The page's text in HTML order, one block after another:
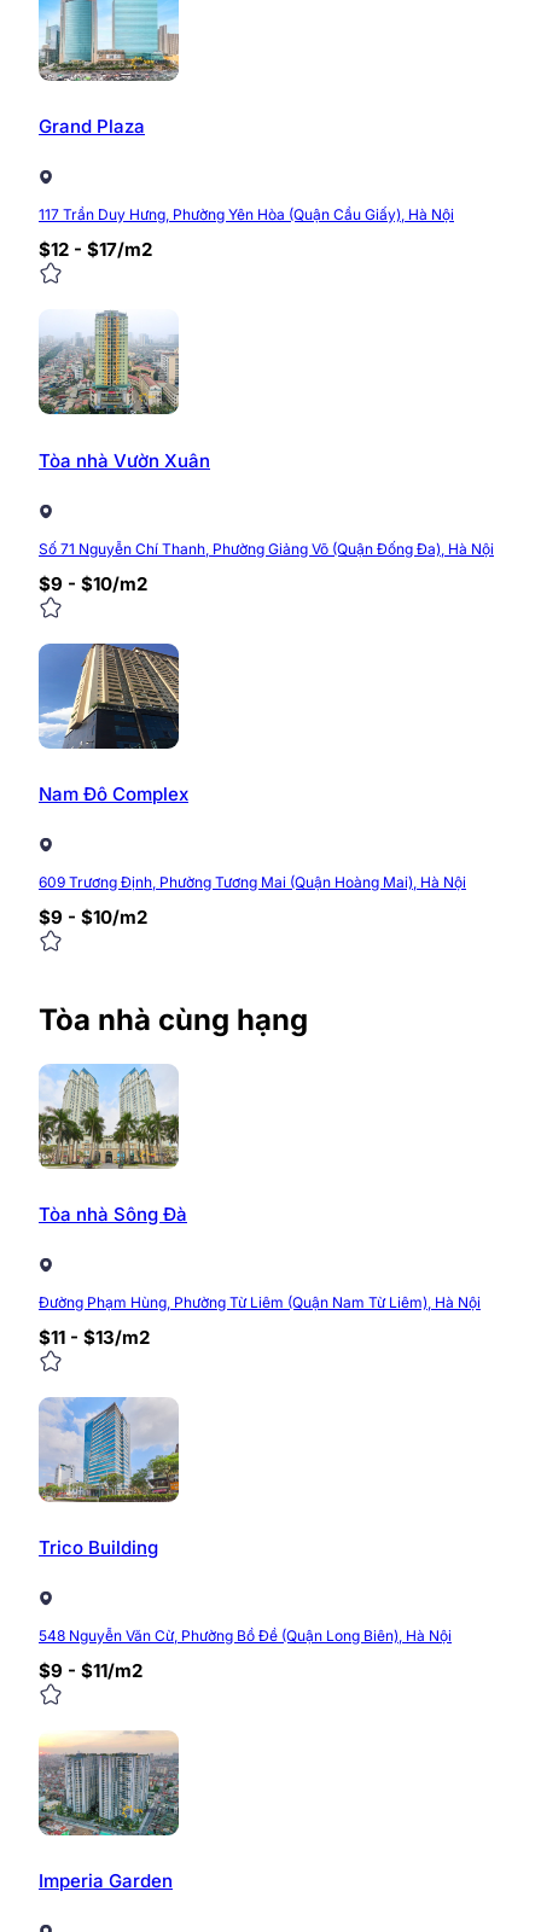
Website: https://timvanphong.com.vn/
Fanpage:
Địa chỉ:
(0 Reviews)
Grand Plaza
117 Trần Duy Hưng, Phường Yên Hòa (Quận Cầu Giấy), Hà Nội
$12 - $17/m2
Tòa nhà Vườn Xuân
Số 71 Nguyễn Chí Thanh, Phường Giảng Võ (Quận Đống Đa), Hà Nội
$9 - $10/m2
Nam Đô Complex
609 Trương Định, Phường Tương Mai (Quận Hoàng Mai), Hà Nội
$9 - $10/m2
Tòa nhà cùng hạng
Tòa nhà Sông Đà
Đường Phạm Hùng, Phường Từ Liêm (Quận Nam Từ Liêm), Hà Nội
$11 - $13/m2
Trico Building
548 Nguyễn Văn Cừ, Phường Bồ Đề (Quận Long Biên), Hà Nội
$9 - $11/m2
Imperia Garden